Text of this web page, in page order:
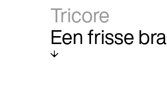
Een frisse
Tricore